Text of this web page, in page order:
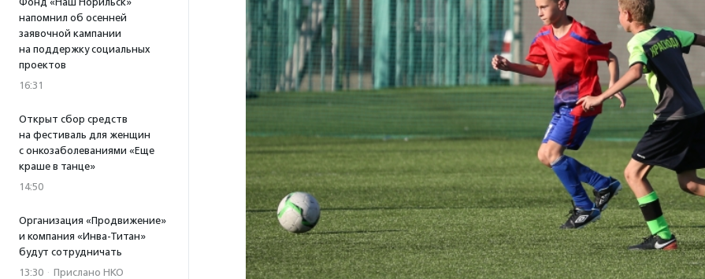
напомнил об осенней
заявочной кампании
на поддержку социальных
проектов
16:31
Открыт сбор средств
на фестиваль для женщин
с онкозаболеваниями «Еще
краше в танце»
14:50
Организация «Продвижение»
и компания «Инва-Титан»
будут сотрудничать
13:30 · Прислано НКО